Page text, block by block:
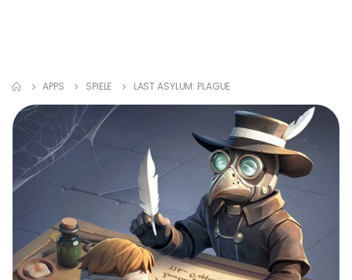
APPS SPIELE LAST ASYLUM: PLAGUE